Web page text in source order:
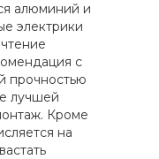
алюминий и
электрики
с
прочностью
лучшей
Кроме
на